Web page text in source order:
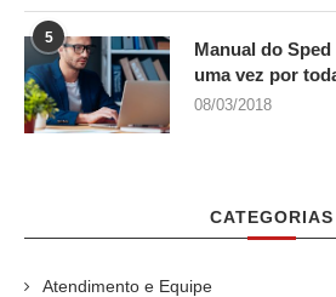
5
Manual do
uma vez por
08/03/2018
CATEGORIAS
Atendimento e Equipe